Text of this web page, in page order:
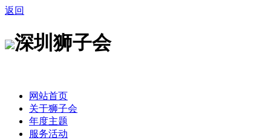
返回
深圳狮子会
网站首页
关于狮子会
年度主题
服务活动